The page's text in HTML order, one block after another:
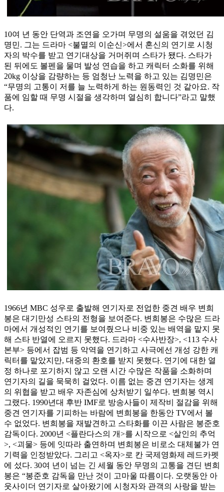
10여 년 동안 단역과 조연을 오가며 무명의 설움을 겪었던 김
명민. 그는 드라마 <불멸의 이순신>에서 혼신의 연기로 시청
자의 박수를 받고 연기대상을 거머쥐며 스타가 됐다. 스타가
된 뒤에도 볼펜을 물며 발성 연습을 하고 캐릭터 소화를 위해
20kg 이상을 감량하는 등 엄청난 노력을 하고 있는 김명민은
“무명의 고통이 저를 늘 노력하게 하는 원동력인 것 같아요. 작
품에 임할 때 무명 시절을 생각하며 열심히 합니다”라고 말했
다.
1966년 MBC 성우로 출발해 연기자로 전업한 중견 배우 변희
봉은 대기만성 스타의 전형을 보여준다. 변희봉은 수많은 드라
마에서 개성적인 연기를 보여줬으나 비중 있는 배역을 맡지 못
해 스타 반열에 오르지 못했다. 드라마 <수사반장>, <113 수사
본부> 등에서 잡범 등 악역을 연기하고 사극에선 개성 강한 캐
릭터를 맡았지만, 대중의 환호를 받지 못했다. 연기에 대한 열
정 하나로 포기하지 않고 오랜 시간 수많은 작품을 소화하며
연기자의 길을 묵묵히 걸었다. 이름 없는 중견 연기자는 생계
의 위협을 받고 배우 자존심에 상처받기 일쑤다. 변희봉 역시
그랬다. 1990년대 후반 IMF로 방송사들이 제작비 절감을 위해
중견 연기자를 기피하는 바람에 변희봉을 한동안 TV에서 볼
수 없었다. 변희봉을 재발견하고 스타화를 이끈 사람은 봉준호
감독이다. 2000년 <플란다스의 개>를 시작으로 <살인의 추억
>, <괴물> 등에 잇따라 출연하며 변희봉은 비로소 대체불가 연
기력을 인정받았다. 그리고 <옥자>로 칸 국제영화제 레드카펫
에 섰다. 30여 년이 넘는 긴 세월 동안 무명의 고통을 견딘 변희
봉은 “봉준호 감독을 만난 것이 고마울 따름이다. 오랫동안 아
웃사이더 연기자로 살아왔기에 시청자와 관객의 사랑을 받는